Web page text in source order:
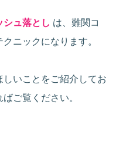
シュ落とし は、難関コ
ニックになります。
いことをご紹介してお
ご覧ください。